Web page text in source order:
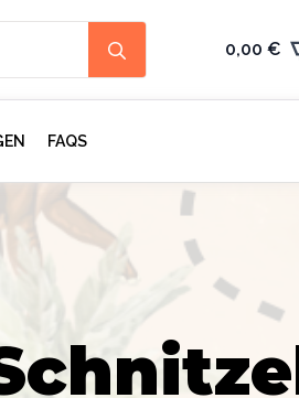
0,00 €
FAQS